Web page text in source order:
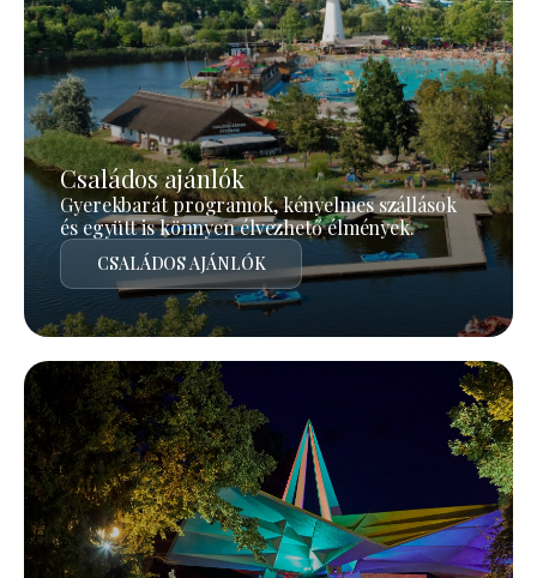
Családos ajánlók
Gyerekbarát programok, kényelmes szállások
és együtt is könnyen élvezhető élmények.
CSALÁDOS AJÁNLÓK